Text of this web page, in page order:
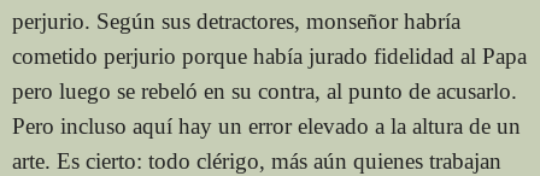
perjurio. Según sus detractores, monseñor habría
cometido perjurio porque había jurado fidelidad al Papa
pero luego se rebeló en su contra, al punto de acusarlo.
Pero incluso aquí hay un error elevado a la altura de un
arte. Es cierto: todo clérigo, más aún quienes trabajan